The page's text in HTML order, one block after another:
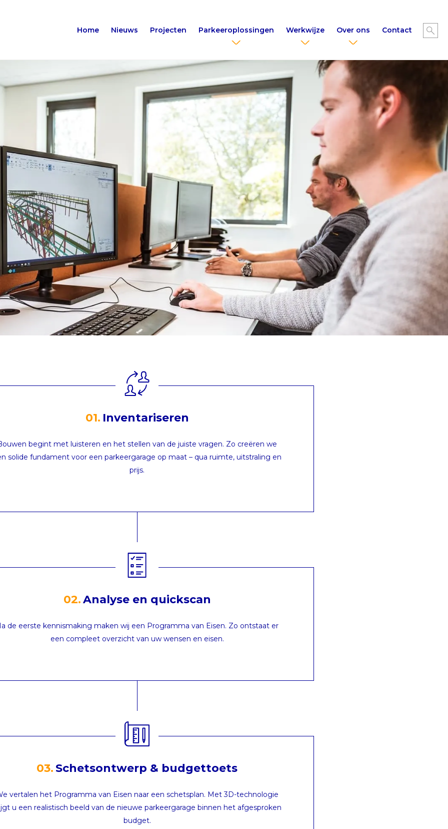
Home Nieuws Projecten Parkeeroplossingen Werkwijze Over ons Contact
01. Inventariseren
begint met luisteren en het stellen van de juiste vragen. Zo creëren we
solide fundament voor een parkeergarage op maat – qua ruimte, uitstraling en
prijs.
02.Analyse en quickscan
de eerste kennismaking maken wij een Programma van Eisen. Zo ontstaat er
een compleet overzicht van uw wensen en eisen.
03. Schetsontwerp & budgettoets
vertalen het Programma van Eisen naar een schetsplan. Met 3D-technologie
u een realistisch beeld van de nieuwe parkeergarage binnen het afgesproken
budget.